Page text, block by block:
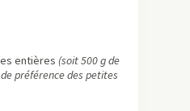
entières (soit 500 g de
préférence des petites